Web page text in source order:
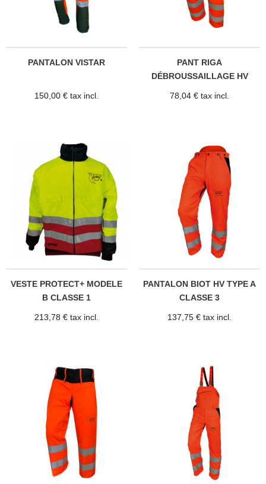
PANTALON VISTAR
150,00 € tax incl.
PANT RIGA
DÉBROUSSAILLAGE HV
78,04 € tax incl.
VESTE PROTECT+ MODELE
B CLASSE 1
213,78 € tax incl.
PANTALON BIOT HV TYPE A
CLASSE 3
137,75 € tax incl.